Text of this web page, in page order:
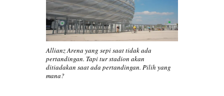
Allianz Arena yang sepi saat tidak ada
pertandingan. Tapi tur stadion akan
ditiadakan saat ada pertandingan. Pilih yang
mana?